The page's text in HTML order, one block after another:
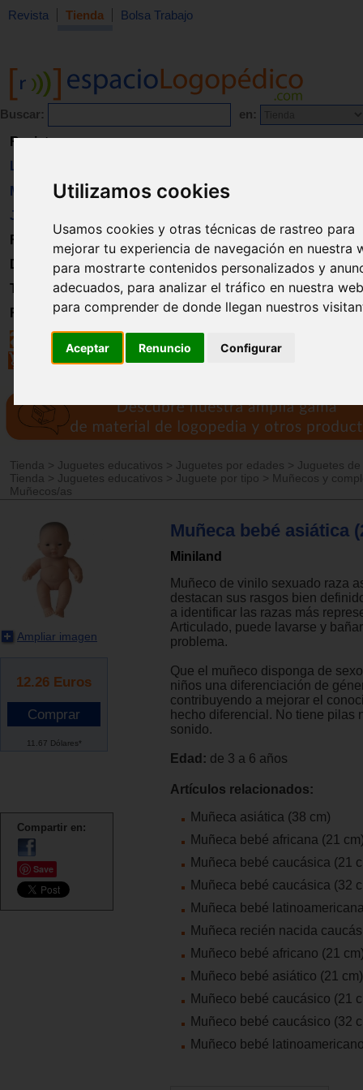
Utilizamos cookies
Usamos cookies y otras técnicas de rastreo para
mejorar tu experiencia de navegación en nuestra
para mostrarte contenidos personalizados y
adecuados, para analizar el tráfico en nuestra
para comprender de donde llegan nuestros
Aceptar Renuncio Configurar
Revista Tienda Bolsa Trabajo
Buscar: en:
Revista
Libros
Material
Juguetes
Formación
Directorio
Trabajo
Registro
Tienda > Juguetes educativos > Juguetes por edades > Juguetes
Tienda
> Juguetes educativos > Juguete por tipo > Muñecos y
Muñecos/as
Ampliar imagen
12.26 Euros
11.67 Dólares*
Compartir en:
Save
Muñeca bebé asiática
Miniland
Muñeco de vinilo sexuado raza
destacan sus rasgos bien
a identificar las razas más
Articulado, puede lavarse y
problema.
Que el muñeco disponga de
niños una diferenciación de
contribuyendo a mejorar el
hecho diferencial. No tiene pilas
sonido.
Edad: de 3 a 6 años
Artículos relacionados:
Muñeca asiática (38 cm)
Muñeca bebé africana (21
Muñeca bebé caucásica (21
Muñeca bebé caucásica (32
Muñeca bebé
Muñeca recién nacida
Muñeco bebé africano (21
Muñeco bebé asiático (21 cm)
Muñeco bebé caucásico (21
Muñeco bebé caucásico (32
Muñeco bebé